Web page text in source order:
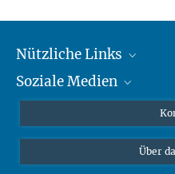
Nützliche Links
MMG Alumni Corner
Online-Vorträge
Soziale Medien
Bluesky
Über